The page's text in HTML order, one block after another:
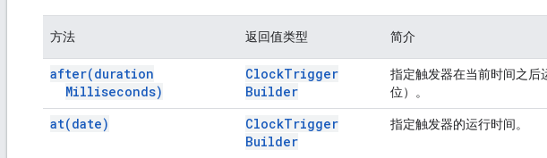
方法 返回值类型 简介
after(duration
Milliseconds)
ClockTrigger
Builder
指定触发器在当前时间之后
位）。
at(date) ClockTrigger
Builder
指定触发器的运行时间。